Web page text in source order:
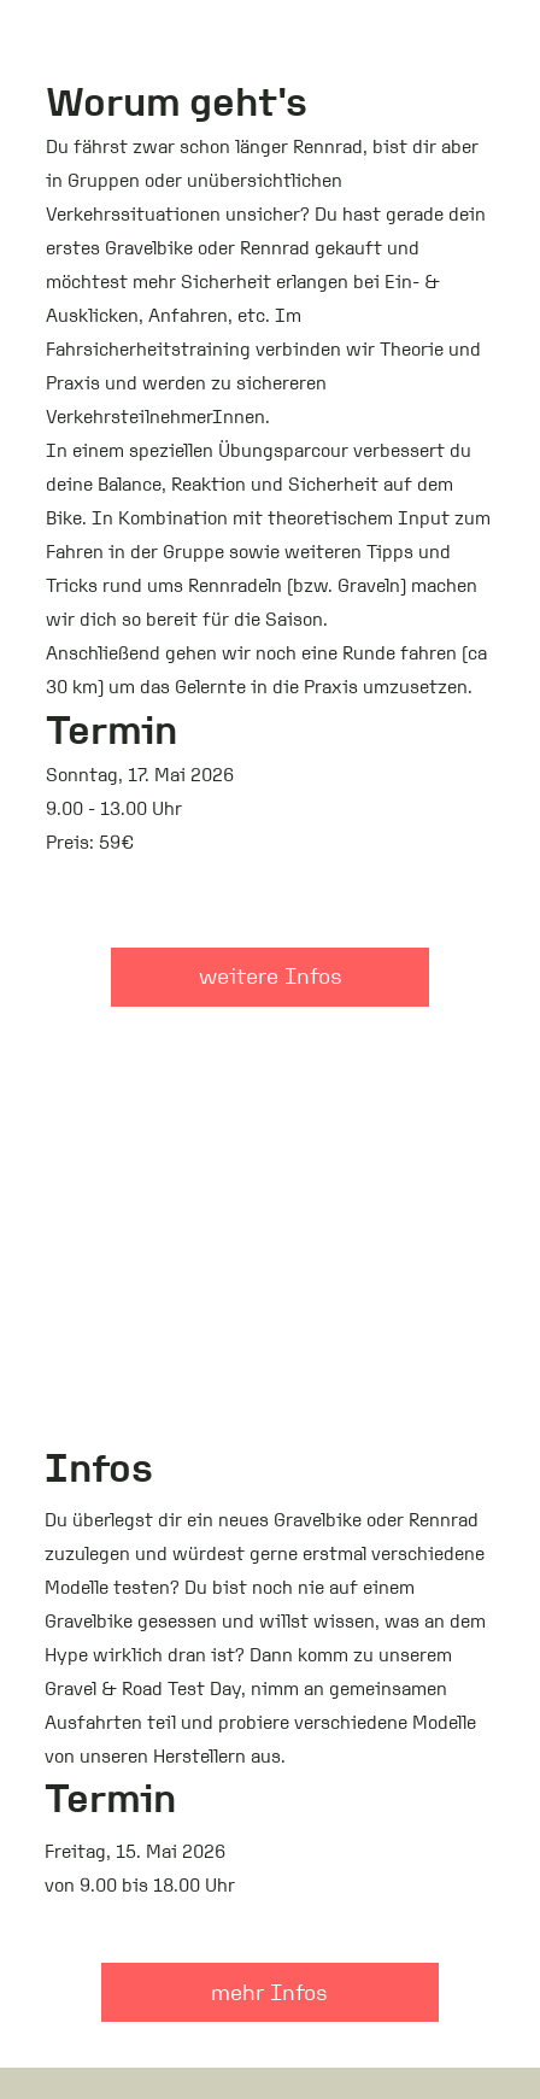
Infos
Du überlegst dir ein neues Gravelbike oder Rennrad
zuzulegen und würdest gerne erstmal verschiedene
Modelle testen? Du bist noch nie auf einem
Gravelbike gesessen und willst wissen, was an dem
Hype wirklich dran ist? Dann komm zu unserem
Gravel & Road Test Day, nimm an gemeinsamen
Ausfahrten teil und probiere verschiedene Modelle
von unseren Herstellern aus.
Termin
Freitag, 15. Mai 2026
von 9.00 bis 18.00 Uhr
mehr Infos
Worum geht's
Du fährst zwar schon länger Rennrad, bist dir aber
in Gruppen oder unübersichtlichen
Verkehrssituationen unsicher? Du hast gerade dein
erstes Gravelbike oder Rennrad gekauft und
möchtest mehr Sicherheit erlangen bei Ein- &
Ausklicken, Anfahren, etc. Im
Fahrsicherheitstraining verbinden wir Theorie und
Praxis und werden zu sichereren
VerkehrsteilnehmerInnen.
In einem speziellen Übungsparcour verbessert du
deine Balance, Reaktion und Sicherheit auf dem
Bike. In Kombination mit theoretischem Input zum
Fahren in der Gruppe sowie weiteren Tipps und
Tricks rund ums Rennradeln (bzw. Graveln) machen
wir dich so bereit für die Saison.
Anschließend gehen wir noch eine Runde fahren (ca
30 km) um das Gelernte in die Praxis umzusetzen.
Termin
Sonntag, 17. Mai 2026
9.00 - 13.00 Uhr
Preis: 59€
weitere Infos